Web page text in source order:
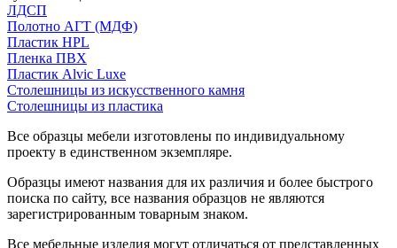
ЛДСП
Полотно АГТ (МДФ)
Пластик HPL
Пленка ПВХ
Пластик Alvic Luxe
Столешницы из искусственного камня
Столешницы из пластика
Все образцы мебели изготовлены по индивидуальному
проекту в единственном экземпляре.
Образцы имеют названия для их различия и более быстрого
поиска по сайту, все названия образцов не являются
зарегистрированным товарным знаком.
Все мебельные изделия могут отличаться от представленных